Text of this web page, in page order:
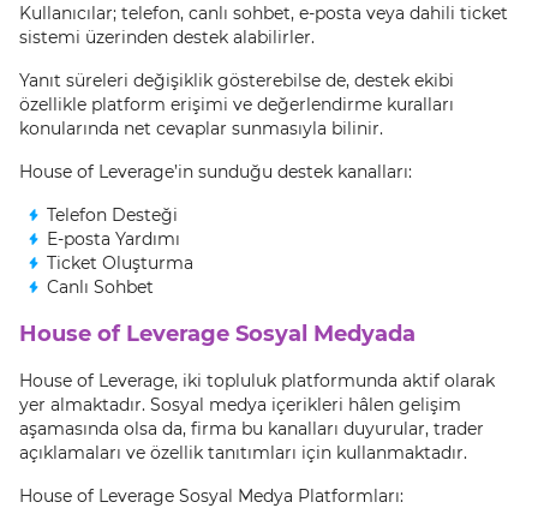
Kullanıcılar; telefon, canlı sohbet, e-posta veya dahili ticket
sistemi üzerinden destek alabilirler.
Yanıt süreleri değişiklik gösterebilse de, destek ekibi
özellikle platform erişimi ve değerlendirme kuralları
konularında net cevaplar sunmasıyla bilinir.
House of Leverage’in sunduğu destek kanalları:
Telefon Desteği
E-posta Yardımı
Ticket Oluşturma
Canlı Sohbet
House of Leverage Sosyal Medyada
House of Leverage, iki topluluk platformunda aktif olarak
yer almaktadır. Sosyal medya içerikleri hâlen gelişim
aşamasında olsa da, firma bu kanalları duyurular, trader
açıklamaları ve özellik tanıtımları için kullanmaktadır.
House of Leverage Sosyal Medya Platformları: